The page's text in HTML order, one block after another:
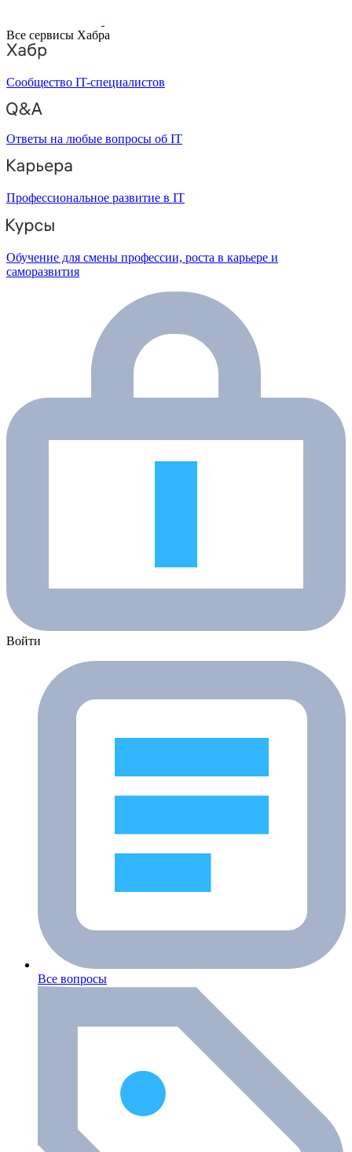
Все сервисы Хабра
Сообщество IT-специалистов
Ответы на любые вопросы об IT
Профессиональное развитие в IT
Обучение для смены профессии, роста в карьере и
саморазвития
Войти
Все вопросы